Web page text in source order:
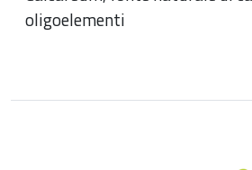
oligoelementi